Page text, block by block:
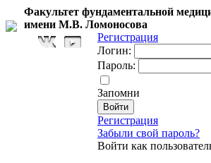
Факультет фундаментальной
имени М.В. Ломоносова
Регистрация
Логин:
Пароль:
Запомни
Регистрация
Забыли свой пароль?
Войти как